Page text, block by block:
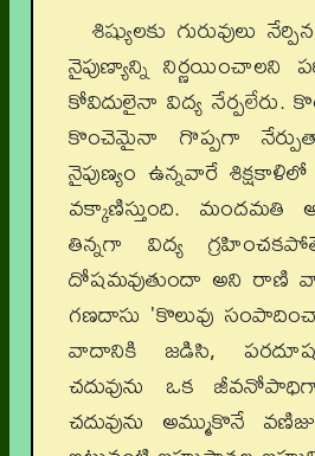
శిష్యులకు గురువులు
నైపుణ్యాన్ని నిర్ణయించాలని
కోవిదులైనా విద్య నేర్పలేరు.
కొంచెమైనా గొప్పగా
నైపుణ్యం ఉన్నవారే శిక్షకాళిలో
వక్కాణిస్తుంది. మందమతి
తిన్నగా విద్య
దోషమవుతుందా అని రాణి
గణదాసు 'కొలువు
వాదానికి జడిసి,
చదువును ఒక
చదువును అమ్ముకొనే